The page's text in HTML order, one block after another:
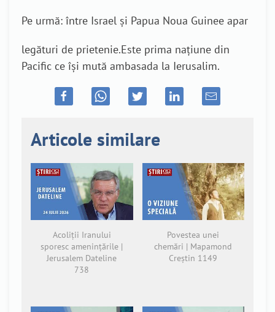
Pe urmă: între Israel și Papua Noua Guinee apar
legături de prietenie.Este prima națiune din
Pacific ce își mută ambasada la Ierusalim.
Articole similare
Acoliții Iranului
sporesc amenințările |
Jerusalem Dateline
738
Povestea unei
chemări | Mapamond
Creștin 1149